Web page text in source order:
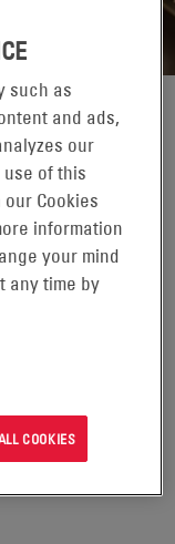
such as
and ads,
our
of this
Cookies
information
your mind
any time by
COOKIES